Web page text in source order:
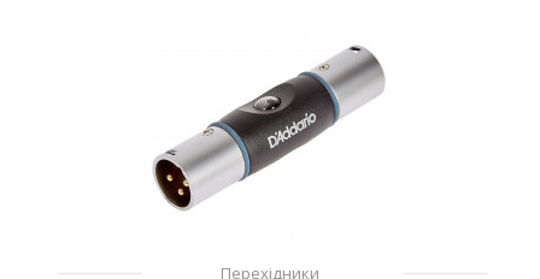
Перехідники